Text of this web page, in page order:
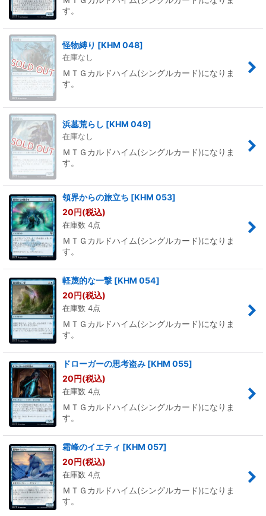
す。
怪物縛り [KHM 048]
在庫なし
ＭＴＧカルドハイム(シングルカード)になりま
す。
浜墓荒らし [KHM 049]
在庫なし
ＭＴＧカルドハイム(シングルカード)になりま
す。
領界からの旅立ち [KHM 053]
20円(税込)
在庫数 4点
ＭＴＧカルドハイム(シングルカード)になりま
す。
軽蔑的な一撃 [KHM 054]
20円(税込)
在庫数 4点
ＭＴＧカルドハイム(シングルカード)になりま
す。
ドローガーの思考盗み [KHM 055]
20円(税込)
在庫数 4点
ＭＴＧカルドハイム(シングルカード)になりま
す。
霜峰のイエティ [KHM 057]
20円(税込)
在庫数 4点
ＭＴＧカルドハイム(シングルカード)になりま
す。